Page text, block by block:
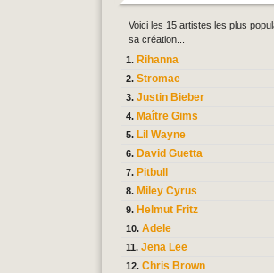
Voici les 15 artistes les plus
sa création...
Rihanna
Stromae
Justin Bieber
Maître Gims
Lil Wayne
David Guetta
Pitbull
Miley Cyrus
Helmut Fritz
Adele
Jena Lee
Chris Brown